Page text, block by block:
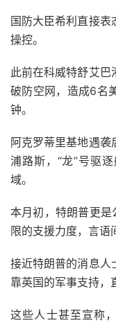
国防大臣希利直接表
操控。
此前在科威特舒艾
破防空网，造成6名
钟。
阿克罗蒂里基地遇袭
浦路斯，“龙”号驱
域。
本月初，特朗普更是
限的支援力度，言语
接近特朗普的消息人
靠英国的军事支持，
这些人士甚至宣称